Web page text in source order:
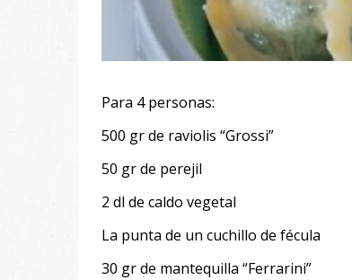
Para 4 personas:
500 gr de raviolis “Grossi”
50 gr de perejil
2 dl de caldo vegetal
La punta de un cuchillo de fécula
30 gr de mantequilla “Ferrarini”